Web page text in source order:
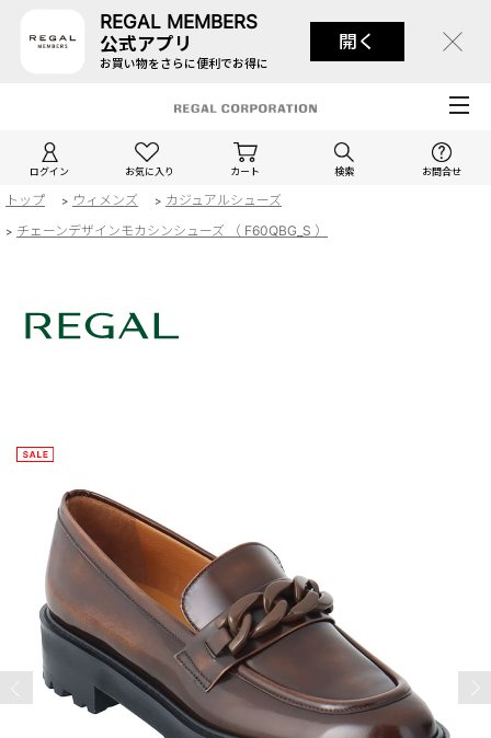
REGAL MEMBERS
公式アプリ
お買い物をさらに便利でお得に
開く
ログイン お気に入り カート 検索 お問合せ
トップ > ウィメンズ > カジュアルシューズ
> チェーンデザインモカシンシューズ （ F60QBG_S ）